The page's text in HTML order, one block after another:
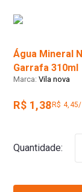
Água Mineral
Garrafa 310ml
Vila nova
R$ 1,38 R$ 4,45/l
Quantidade